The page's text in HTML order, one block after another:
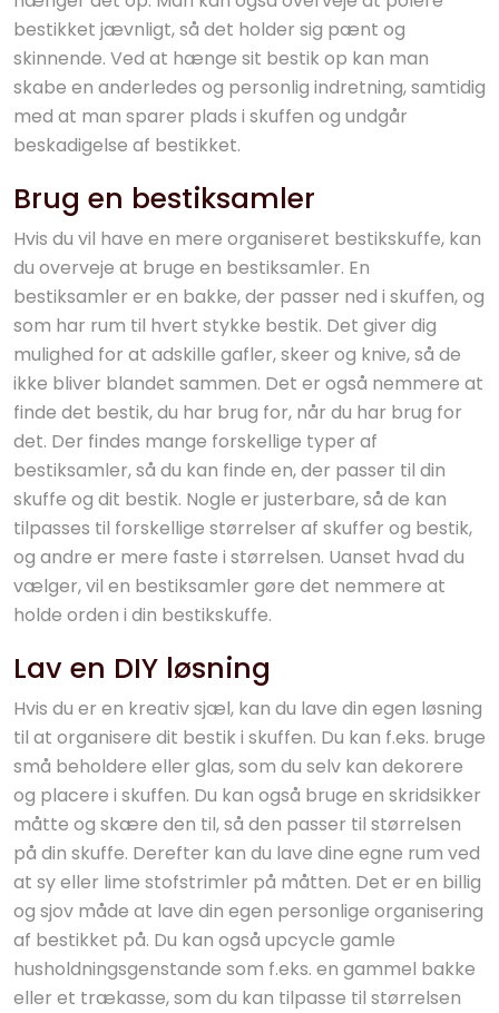
bestikket jævnligt, så det holder sig pænt og
skinnende. Ved at hænge sit bestik op kan man
skabe en anderledes og personlig indretning, samtidig
med at man sparer plads i skuffen og undgår
beskadigelse af bestikket.
Brug en bestiksamler
Hvis du vil have en mere organiseret bestikskuffe, kan
du overveje at bruge en bestiksamler. En
bestiksamler er en bakke, der passer ned i skuffen, og
som har rum til hvert stykke bestik. Det giver dig
mulighed for at adskille gafler, skeer og knive, så de
ikke bliver blandet sammen. Det er også nemmere at
finde det bestik, du har brug for, når du har brug for
det. Der findes mange forskellige typer af
bestiksamler, så du kan finde en, der passer til din
skuffe og dit bestik. Nogle er justerbare, så de kan
tilpasses til forskellige størrelser af skuffer og bestik,
og andre er mere faste i størrelsen. Uanset hvad du
vælger, vil en bestiksamler gøre det nemmere at
holde orden i din bestikskuffe.
Lav en DIY løsning
Hvis du er en kreativ sjæl, kan du lave din egen løsning
til at organisere dit bestik i skuffen. Du kan f.eks. bruge
små beholdere eller glas, som du selv kan dekorere
og placere i skuffen. Du kan også bruge en skridsikker
måtte og skære den til, så den passer til størrelsen
på din skuffe. Derefter kan du lave dine egne rum ved
at sy eller lime stofstrimler på måtten. Det er en billig
og sjov måde at lave din egen personlige organisering
af bestikket på. Du kan også upcycle gamle
husholdningsgenstande som f.eks. en gammel bakke
eller et trækasse, som du kan tilpasse til størrelsen